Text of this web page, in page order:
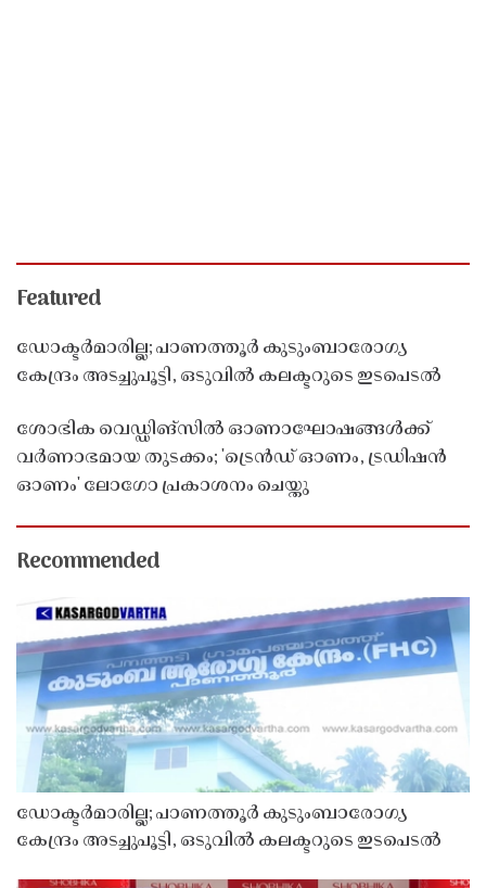
Featured
ഡോക്ടർമാരില്ല; പാണത്തൂർ കുടുംബാരോഗ്യ
കേന്ദ്രം അടച്ചുപൂട്ടി, ഒടുവിൽ കലക്ടറുടെ ഇടപെടൽ
ശോഭിക വെഡ്ഡിങ്സിൽ ഓണാഘോഷങ്ങൾക്ക്
വർണാഭമായ തുടക്കം; 'ട്രെൻഡ് ഓണം, ട്രഡിഷൻ
ഓണം' ലോഗോ പ്രകാശനം ചെയ്തു
Recommended
ഡോക്ടർമാരില്ല; പാണത്തൂർ കുടുംബാരോഗ്യ
കേന്ദ്രം അടച്ചുപൂട്ടി, ഒടുവിൽ കലക്ടറുടെ ഇടപെടൽ